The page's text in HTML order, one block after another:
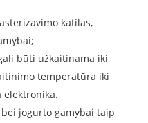
katilas,
būti užkaitinama iki
temperatūra iki
elektronika.
jogurto gamybai taip